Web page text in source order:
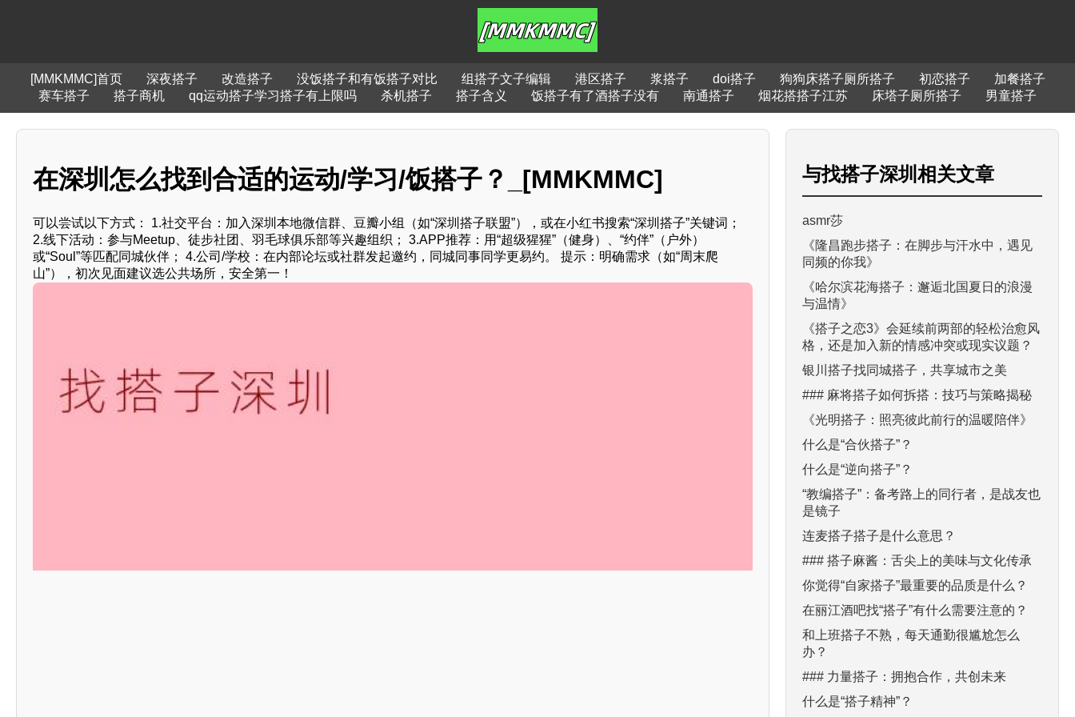
[MMKMMC]首页 深夜搭子 改造搭子 没饭搭子和有饭搭子对比 组搭子文子编辑 港区搭子 浆搭子 doi搭子 狗狗床搭子厕所搭子 初恋搭子
加餐搭子
赛车搭子
搭子商机 qq运动搭子学习搭子有上限吗 杀机搭子 搭子含义 饭搭子有了酒搭子没有 南通搭子 烟花搭搭子江苏 床塔子厕所搭子 男童搭子
在深圳怎么找到合适的运动/学习/饭搭子？_[MMKMMC]
可以尝试以下方式： 1.社交平台：加入深圳本地微信群、豆瓣小组（如“深圳搭子联盟”），或在小红书搜索“深圳搭子”关键词；
2.线下活动：参与Meetup、徒步社团、羽毛球俱乐部等兴趣组织； 3.APP推荐：用“超级猩猩”（健身）、“约伴”（户外）
或“Soul”等匹配同城伙伴； 4.公司/学校：在内部论坛或社群发起邀约，同城同事同学更易约。 提示：明确需求（如“周末爬
山”），初次见面建议选公共场所，安全第一！
与找搭子深圳 相关文章
asmr莎
《隆昌跑步搭子：在脚步与汗水中，遇见
同频的你我》
《哈尔滨花海搭子：邂逅北国夏日的浪漫
与温情》
《搭子之恋3》会延续前两部的轻松治愈风
格，还是加入新的情感冲突或现实议题？
银川搭子找同城搭子，共享城市之美
### 麻将搭子如何拆搭：技巧与策略揭秘
《光明搭子：照亮彼此前行的温暖陪伴》
什么是“合伙搭子”？
什么是“逆向搭子”？
“教编搭子”：备考路上的同行者，是战友也
是镜子
连麦搭子搭子是什么意思？
### 搭子麻酱：舌尖上的美味与文化传承
你觉得“自家搭子”最重要的品质是什么？
在丽江酒吧找“搭子”有什么需要注意的？
和上班搭子不熟，每天通勤很尴尬怎么
办？
### 力量搭子：拥抱合作，共创未来
什么是“搭子精神”？